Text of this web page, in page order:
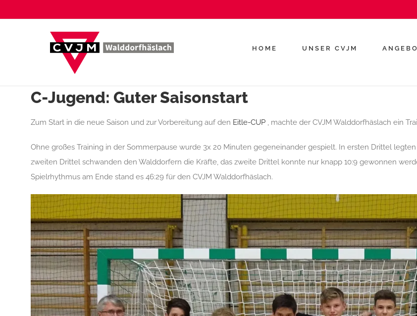
Inhalt
HOME UNSER CVJM
C-Jugend: Guter Saisonstart
Zum Start in die neue Saison und zur Vorbereitung auf den Eitle-CUP , machte der CVJM Walddorfhäslach ein
Ohne großes Training in der Sommerpause wurde 3x 20 Minuten gegeneinander gespielt. In ersten Drittel
zweiten Drittel schwanden den Walddorfern die Kräfte, das zweite Drittel konnte nur knapp 10:9 gewonnen
Spielrhythmus am Ende stand es 46:29 für den CVJM Walddorfhäslach.